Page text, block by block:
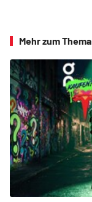
Mehr zum Thema